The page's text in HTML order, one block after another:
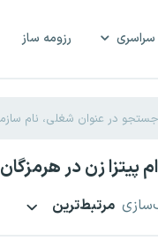
سراسری رزومه ساز
پیتزا زن در
مرتبط‌ترین